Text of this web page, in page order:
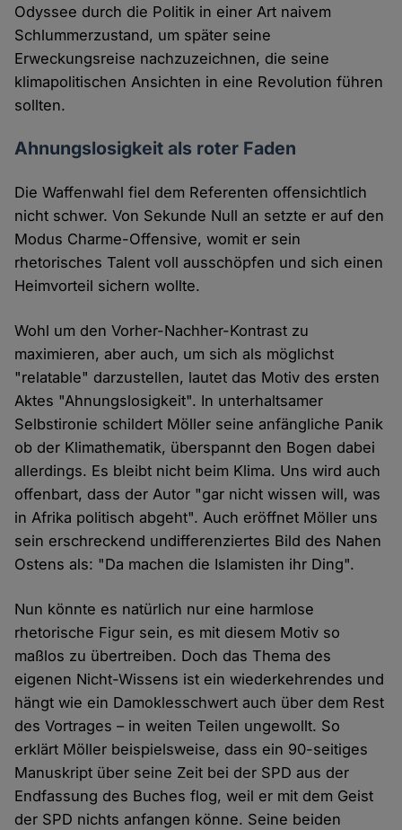
Odyssee durch die Politik in einer Art naivem
Schlummerzustand, um später seine
Erweckungsreise nachzuzeichnen, die seine
klimapolitischen Ansichten in eine Revolution führen
sollten.
Ahnungslosigkeit als roter Faden
Die Waffenwahl fiel dem Referenten offensichtlich
nicht schwer. Von Sekunde Null an setzte er auf den
Modus Charme-Offensive, womit er sein
rhetorisches Talent voll ausschöpfen und sich einen
Heimvorteil sichern wollte.
Wohl um den Vorher-Nachher-Kontrast zu
maximieren, aber auch, um sich als möglichst
"relatable" darzustellen, lautet das Motiv des ersten
Aktes "Ahnungslosigkeit". In unterhaltsamer
Selbstironie schildert Möller seine anfängliche Panik
ob der Klimathematik, überspannt den Bogen dabei
allerdings. Es bleibt nicht beim Klima. Uns wird auch
offenbart, dass der Autor "gar nicht wissen will, was
in Afrika politisch abgeht". Auch eröffnet Möller uns
sein erschreckend undifferenziertes Bild des Nahen
Ostens als: "Da machen die Islamisten ihr Ding".
Nun könnte es natürlich nur eine harmlose
rhetorische Figur sein, es mit diesem Motiv so
maßlos zu übertreiben. Doch das Thema des
eigenen Nicht-Wissens ist ein wiederkehrendes und
hängt wie ein Damoklesschwert auch über dem Rest
des Vortrages – in weiten Teilen ungewollt. So
erklärt Möller beispielsweise, dass ein 90-seitiges
Manuskript über seine Zeit bei der SPD aus der
Endfassung des Buches flog, weil er mit dem Geist
der SPD nichts anfangen könne. Seine beiden